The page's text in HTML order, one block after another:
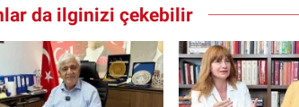
da ilginizi çekebilir